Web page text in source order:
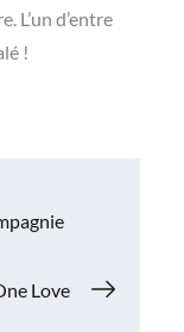
L’un d’entre
!
Love